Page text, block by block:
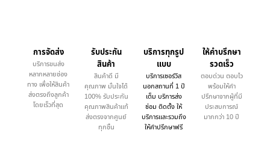
การจัดส่ง
บริการขนส่ง
หลากหลายช่อง
ทาง เพื่อให้สินค้า
ส่งตรงถึงลูกค้า
โดยเร็วที่สุด
รับประกัน
สินค้า
สินค้าดี มี
คุณภาพ มั่นใจได้
100% รับประกัน
คุณภาพสินค้าแท้
ส่งตรงจากศูนย์
ทุกชิ้น
บริการทุกรูป
แบบ
บริการเซอร์วิส
นอกสถานที่ 1 ปี
เต็ม บริการส่ง
ซ่อม ติดตั้ง ให้
บริการและรวมถึง
ให้คำปรึกษาฟรี
ให้คำบรึกษา
รวดเร็ว
ตอบด่วน ตอบไว
พร้อมให้คำ
ปรึกษาจากผู้ที่มี
ประสบการณ์
มากกว่า 10 ปี